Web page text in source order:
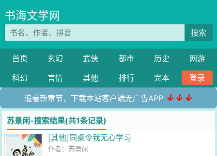
书海文学网
搜索
首页 玄幻 武侠 都市 历史
网游
科幻
言情 其他 排行 完本 登录
追看新章节，下载本站客户端无广告APP ↓↓↓
苏景闲-搜索结果(共1条记录)
[其他]同桌令我无心学习
作者： 苏景闲